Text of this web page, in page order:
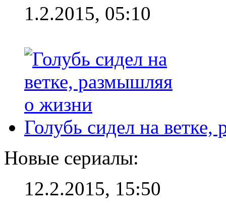
1.2.2015, 05:10
Голубь сидел на
Новые сериалы:
12.2.2015, 15:50